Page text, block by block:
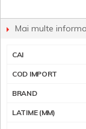
Mai multe
CAI
COD IMPORT
BRAND
LATIME (MM)